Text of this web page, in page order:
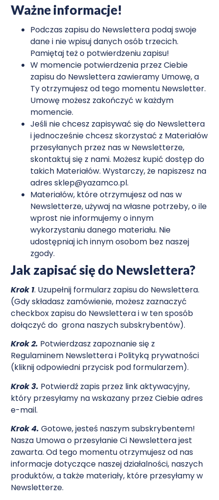
Ważne informacje!
Podczas zapisu do Newslettera podaj swoje
dane i nie wpisuj danych osób trzecich.
Pamiętaj też o potwierdzeniu zapisu!
W momencie potwierdzenia przez Ciebie
zapisu do Newslettera zawieramy Umowę, a
Ty otrzymujesz od tego momentu Newsletter.
Umowę możesz zakończyć w każdym
momencie.
Jeśli nie chcesz zapisywać się do Newslettera
i jednocześnie chcesz skorzystać z Materiałów
przesyłanych przez nas w Newsletterze,
skontaktuj się z nami. Możesz kupić dostęp do
takich Materiałów. Wystarczy, że napiszesz na
adres sklep@yazamco.pl.
Materiałów, które otrzymujesz od nas w
Newsletterze, używaj na własne potrzeby, o ile
wprost nie informujemy o innym
wykorzystaniu danego materiału. Nie
udostępniaj ich innym osobom bez naszej
zgody.
Jak zapisać się do Newslettera?
Krok 1. Uzupełnij formularz zapisu do Newslettera.
(Gdy składasz zamówienie, możesz zaznaczyć
checkbox zapisu do Newslettera i w ten sposób
dołączyć do grona naszych subskrybentów).
Krok 2. Potwierdzasz zapoznanie się z
Regulaminem Newslettera i Polityką prywatności
(kliknij odpowiedni przycisk pod formularzem).
Krok 3. Potwierdź zapis przez link aktywacyjny,
który przesyłamy na wskazany przez Ciebie adres
e-mail.
Krok 4. Gotowe, jesteś naszym subskrybentem!
Nasza Umowa o przesyłanie Ci Newslettera jest
zawarta. Od tego momentu otrzymujesz od nas
informacje dotyczące naszej działalności, naszych
produktów, a także materiały, które przesyłamy w
Newsletterze.